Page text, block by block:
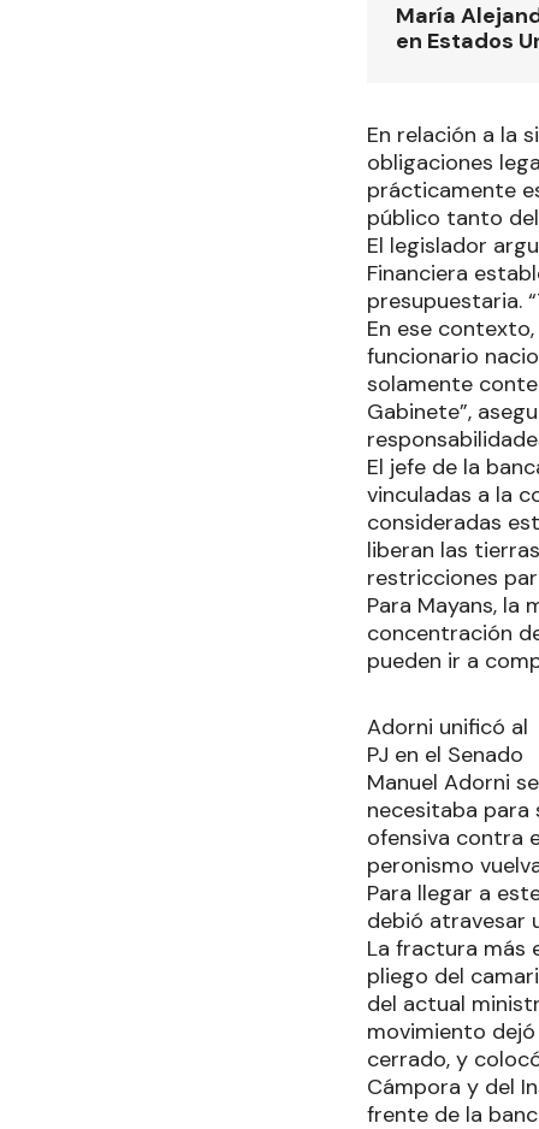
María
en Estados
En relación a la
obligaciones
prácticamente
público tanto
El legislador
Financiera
presupuestaria.
En ese
funcionario
solamente
Gabinete”,
El jefe de la
vinculadas a la
consideradas
liberan las
restricciones
Para Mayans, la
concentración
pueden ir a
Adorni unificó al
PJ en el Senado
Manuel Adorni
necesitaba para
ofensiva contra
peronismo
Para llegar a
debió atravesar
La fractura más
pliego del
del actual
movimiento
cerrado, y
Cámpora y del
frente de la